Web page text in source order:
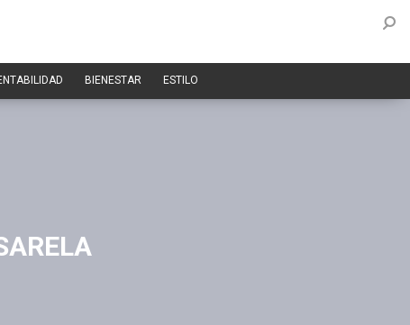
BIENESTAR ESTILO